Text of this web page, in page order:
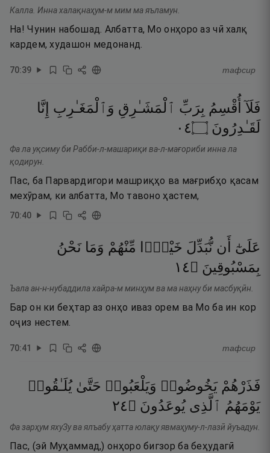
Калла. Инна халақнаҳум-м мим ма яъламун.
На! Чунин набошад. Албатта, Мо онҳоро аз чӣ халқ
кардем, худашон медонанд.
70:39 тафсир
فَلَآ أُقْسِمُ بِرَبِّ ٱلْمَشَـٰرِقِ وَٱلْمَغَـٰرِبِ إِنَّا
لَقَـٰدِرُونَ ۝٤٠
Фа ла уқсиму би Рабби-л-машариқи ва-л-мағориби инна ла
қодирун.
Пас, ба Парвардигори машриқҳо ва мағрибҳо қасам
мехӯрам, ки албатта, Мо тавоно ҳастем,
70:40
عَلَىٰٓ أَن نُّبَدِّلَ خَيْرًۭا مِّنْهُمْ وَمَا نَحْنُ
بِمَسْبُوقِينَ ۝٤١
Ъала ан-н-нубаддила хайра-м минҳум ва ма наҳну би масбуқӣн.
Бар он ки беҳтар аз онҳо иваз орем ва Мо ба ин кор
оҷиз нестем.
70:41 тафсир
فَذَرْهُمْ يَخُوضُوا۟ وَيَلْعَبُوا۟ حَتَّىٰ يُلَـٰقُوا۟
يَوْمَهُمُ ٱلَّذِى يُوعَدُونَ ۝٤٢
Фа зарҳум яхуЗу ва ялъабу ҳатта юлақу явмаҳуму-л-лазӣ йуъадун.
Пас, (эй Муҳаммад,) онҳоро бигзор ба беҳудагӣ